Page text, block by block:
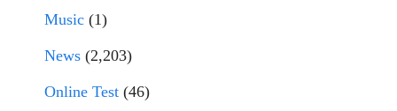
Music (1)
News (2,203)
Online Test (46)